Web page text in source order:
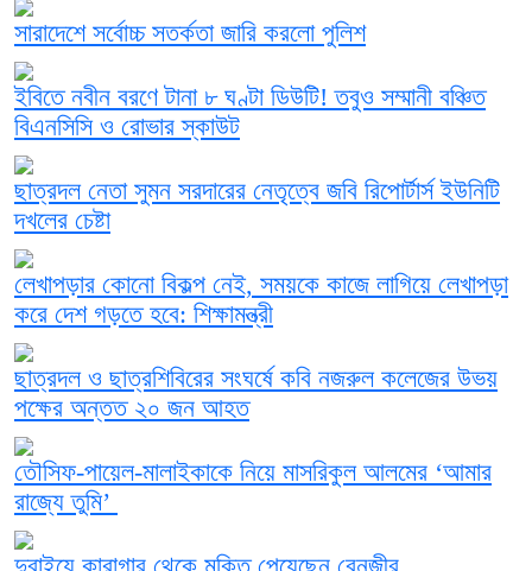
সারাদেশে সর্বোচ্চ সতর্কতা জারি করলো পুলিশ
ইবিতে নবীন বরণে টানা ৮ ঘণ্টা ডিউটি! তবুও সম্মানী বঞ্চিত
বিএনসিসি ও রোভার স্কাউট
ছাত্রদল নেতা সুমন সরদারের নেতৃত্বে জবি রিপোর্টার্স ইউনিটি
দখলের চেষ্টা
লেখাপড়ার কোনো বিকল্প নেই, সময়কে কাজে লাগিয়ে লেখাপড়া
করে দেশ গড়তে হবে: শিক্ষামন্ত্রী
ছাত্রদল ও ছাত্রশিবিরের সংঘর্ষে কবি নজরুল কলেজের উভয়
পক্ষের অন্তত ২০ জন আহত
তৌসিফ-পায়েল-মালাইকাকে নিয়ে মাসরিকুল আলমের ‘আমার
রাজ্যে তুমি’